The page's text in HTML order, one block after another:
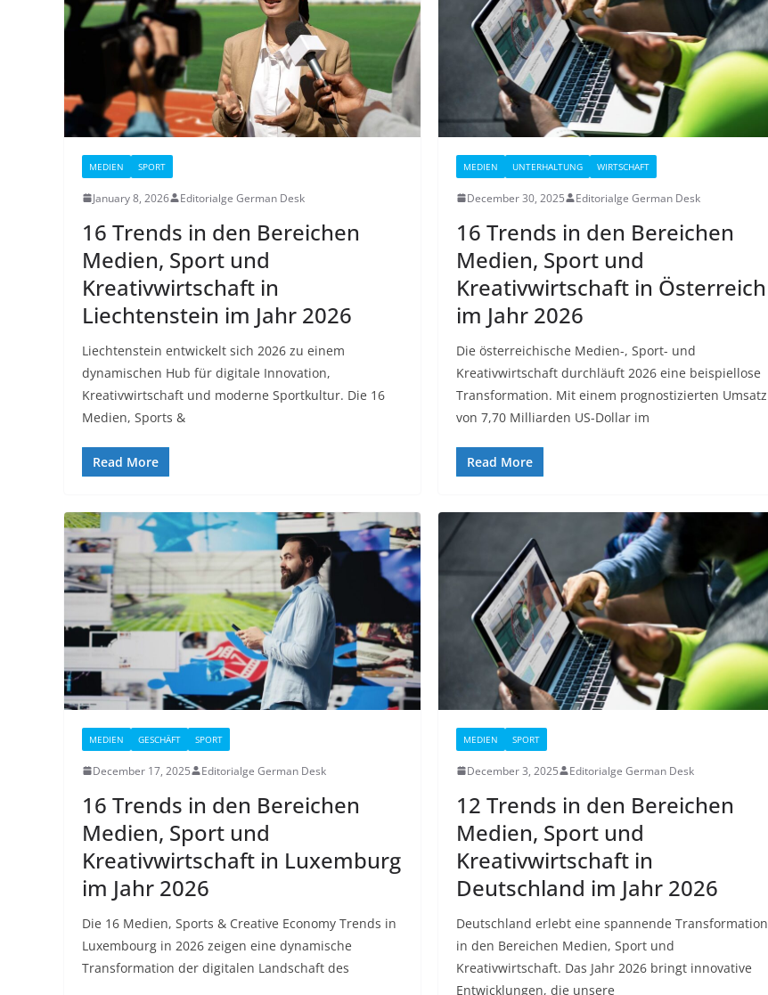
MEDIEN SPORT
January 8, 2026 Editorialge German Desk
16 Trends in den Bereichen
Medien, Sport und
Kreativwirtschaft in
Liechtenstein im Jahr 2026
Liechtenstein entwickelt sich 2026 zu einem
dynamischen Hub für digitale Innovation,
Kreativwirtschaft und moderne Sportkultur. Die 16
Medien, Sports &
Read More
MEDIEN UNTERHALTUNG WIRTSCHAFT
December 30, 2025 Editorialge German Desk
16 Trends in den Bereichen
Medien, Sport und
Kreativwirtschaft in Österreich
im Jahr 2026
Die österreichische Medien-, Sport- und
Kreativwirtschaft durchläuft 2026 eine beispiellose
Transformation. Mit einem prognostizierten Umsatz
von 7,70 Milliarden US-Dollar im
Read More
MEDIEN GESCHÄFT SPORT
December 17, 2025 Editorialge German Desk
16 Trends in den Bereichen
Medien, Sport und
Kreativwirtschaft in Luxemburg
im Jahr 2026
Die 16 Medien, Sports & Creative Economy Trends in
Luxembourg in 2026 zeigen eine dynamische
Transformation der digitalen Landschaft des
MEDIEN SPORT
December 3, 2025 Editorialge German Desk
12 Trends in den Bereichen
Medien, Sport und
Kreativwirtschaft in
Deutschland im Jahr 2026
Deutschland erlebt eine spannende Transformation
in den Bereichen Medien, Sport und
Kreativwirtschaft. Das Jahr 2026 bringt innovative
Entwicklungen, die unsere